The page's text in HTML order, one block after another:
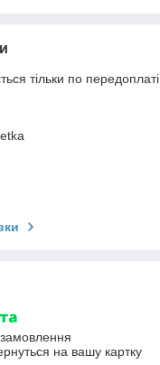
тільки по передоплаті.
на вашу картку